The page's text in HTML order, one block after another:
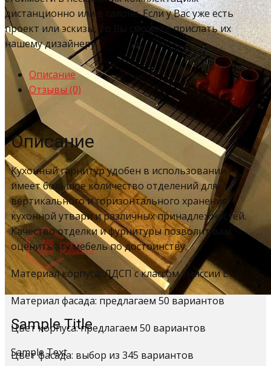
Sample Title
Sample Text
дистанционно или в салоне. Если у Вас уже есть
проект или эскизы, то Вы сможете прислать их
нашему дизайнеру.
Описание
Отзывы (0)
Описание
Кухонный гарнитур удобен в использовании –
имеет большое количество отделений для
вертикального и горизонтального хранения
кухонной утвари и различных принадлежностей.
Качество отделки и фурнитуры позволит вам
оценить эту мебель по достоинству.
Материал корпуса: ЛДСП с классом эмиссии Е1
Материал фасада: предлагаем 50 вариантов
Цвет корпуса: предлагаем 50 вариантов
Цвет фасада: выбор из 345 вариантов